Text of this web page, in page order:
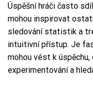
Úspěšní hráči často
mohou inspirovat
sledování statistik a
intuitivní přístup. Je
mohou vést k
experimentování a